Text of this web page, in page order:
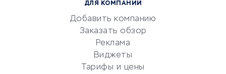
Бухгалтерия онлайн
ДЛЯ КОМПАНИЙ
Добавить компанию
Заказать обзор
Реклама
Виджеты
Тарифы и цены